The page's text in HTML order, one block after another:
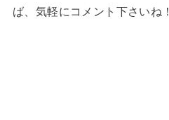
ば、気軽にコメント下さいね！